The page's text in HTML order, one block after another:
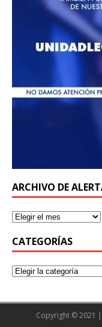
ARCHIVO DE
CATEGORÍAS
Copyright © 2021